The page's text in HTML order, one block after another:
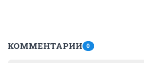
КОММЕНТАРИИ 0